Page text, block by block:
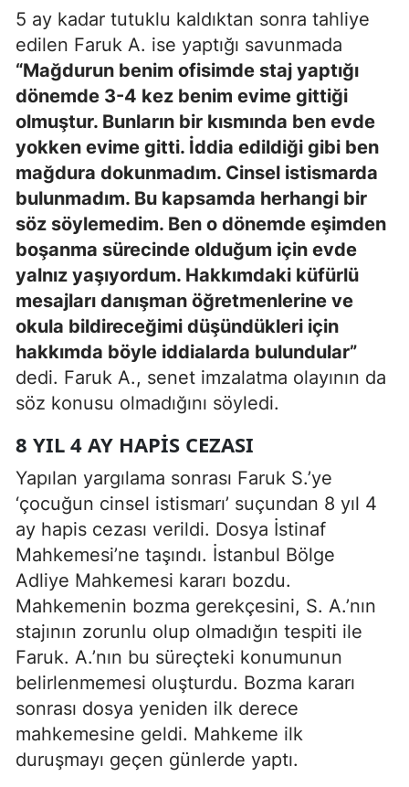
5 ay kadar tutuklu kaldıktan sonra tahliye
edilen Faruk A. ise yaptığı savunmada
“Mağdurun benim ofisimde staj yaptığı
dönemde 3-4 kez benim evime gittiği
olmuştur. Bunların bir kısmında ben evde
yokken evime gitti. İddia edildiği gibi ben
mağdura dokunmadım. Cinsel istismarda
bulunmadım. Bu kapsamda herhangi bir
söz söylemedim. Ben o dönemde eşimden
boşanma sürecinde olduğum için evde
yalnız yaşıyordum. Hakkımdaki küfürlü
mesajları danışman öğretmenlerine ve
okula bildireceğimi düşündükleri için
hakkımda böyle iddialarda bulundular”
dedi. Faruk A., senet imzalatma olayının da
söz konusu olmadığını söyledi.
8 YIL 4 AY HAPİS CEZASI
Yapılan yargılama sonrası Faruk S.’ye
‘çocuğun cinsel istismarı’ suçundan 8 yıl 4
ay hapis cezası verildi. Dosya İstinaf
Mahkemesi’ne taşındı. İstanbul Bölge
Adliye Mahkemesi kararı bozdu.
Mahkemenin bozma gerekçesini, S. A.’nın
stajının zorunlu olup olmadığın tespiti ile
Faruk. A.’nın bu süreçteki konumunun
belirlenmemesi oluşturdu. Bozma kararı
sonrası dosya yeniden ilk derece
mahkemesine geldi. Mahkeme ilk
duruşmayı geçen günlerde yaptı.